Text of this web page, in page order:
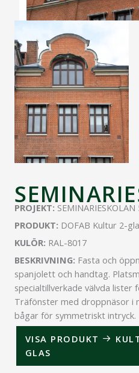
PROJEKT:
PRODUKT: DOFAB Kultur 2-
KULÖR: RAL-8017
BESKRIVNING: Fasta och
spanjolett och handtag.
specialtillverkade välvda lister
Träfönster med droppnäsor i
bågar för symmetriskt intryck.
VISA PRODUKT
GLAS